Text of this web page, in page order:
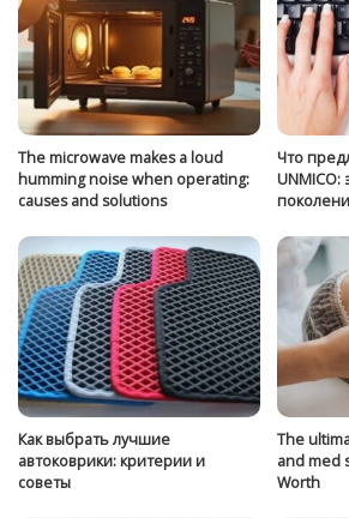
The microwave makes a loud
humming noise when operating:
causes and solutions
Что
UNMICO:
Как выбрать лучшие
автоковрики: критерии и
советы
The
and med
Worth